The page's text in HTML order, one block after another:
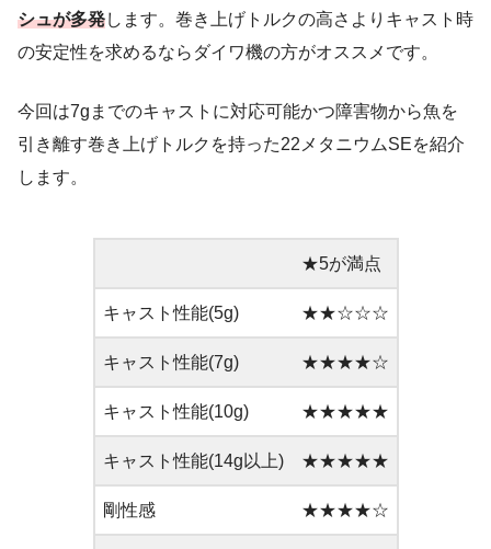
シュが多発します。巻き上げトルクの高さよりキャスト時
の安定性を求めるならダイワ機の方がオススメです。
今回は7gまでのキャストに対応可能かつ障害物から魚を
引き離す巻き上げトルクを持った22メタニウムSEを紹介
します。
★5が満点
キャスト性能(5g) ★★☆☆☆
キャスト性能(7g) ★★★★☆
キャスト性能(10g) ★★★★★
キャスト性能(14g以上) ★★★★★
剛性感 ★★★★☆